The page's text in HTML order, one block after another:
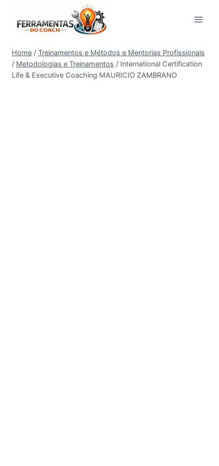
para
Home / Treinamentos e Métodos e Mentorias Profissionais
/ Metodologias e Treinamentos / International Certification
Life & Executive Coaching MAURICIO ZAMBRANO